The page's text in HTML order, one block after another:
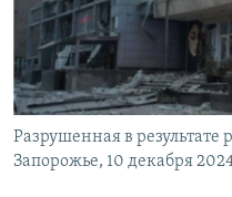
СОЦИАЛЬНЫЕ СЕТИ
Разрушенная в результате
Запорожье, 10 декабря